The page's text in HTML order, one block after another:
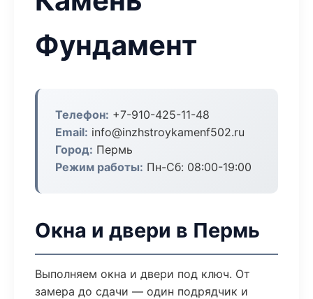
Фундамент
Телефон: +7-910-425-11-48
Email: info@inzhstroykamenf502.ru
Город: Пермь
Режим работы: Пн-Сб: 08:00-19:00
Окна и двери в Пермь
Выполняем окна и двери под ключ. От
замера до сдачи — один подрядчик и